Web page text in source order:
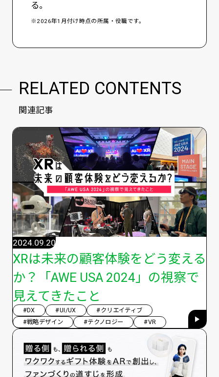
る。
※2026年1月付け時点の所属・役職です。
RELATED CONTENTS
関連記事
XRは未来の顧客体験をどう変える
か？「AWE USA 2024」の視察で
見えてきたこと
2024.09.20
#DX #UI/UX
#クリエイティブ
#戦略デザイン
#テクノロジー #VR